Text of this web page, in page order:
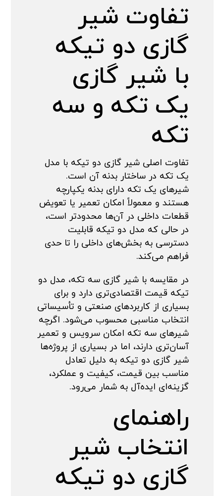
تفاوت شیر
گازی دو تیکه
با شیر گازی
یک تکه و سه
تکه
تفاوت اصلی شیر گازی دو تیکه با مدل
یک تکه در ساختار بدنه آن است.
شیرهای یک تکه دارای بدنه یکپارچه
هستند و معمولاً امکان تعمیر یا تعویض
قطعات داخلی در آن‌ها محدودتر است،
در حالی که مدل دو تیکه قابلیت
دسترسی به بخش‌های داخلی را تا حدی
فراهم می‌کند.
در مقایسه با شیر گازی سه تکه، مدل دو
تیکه قیمت اقتصادی‌تری دارد و برای
بسیاری از کاربردهای صنعتی و تأسیساتی
انتخاب مناسبی محسوب می‌شود. اگرچه
شیرهای سه تکه امکان سرویس و تعمیر
آسان‌تری دارند، اما در بسیاری از پروژه‌ها
شیر گازی دو تیکه به دلیل تعادل
مناسب بین قیمت، کیفیت و عملکرد،
گزینه‌ای ایده‌آل به شمار می‌رود.
راهنمای
انتخاب شیر
گازی دو تیکه